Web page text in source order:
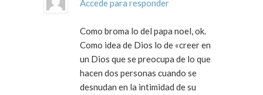
Accede para responder
Como broma lo del papa noel, ok.
Como idea de Dios lo de «creer en
un Dios que se preocupa de lo que
hacen dos personas cuando se
desnudan en la intimidad de su